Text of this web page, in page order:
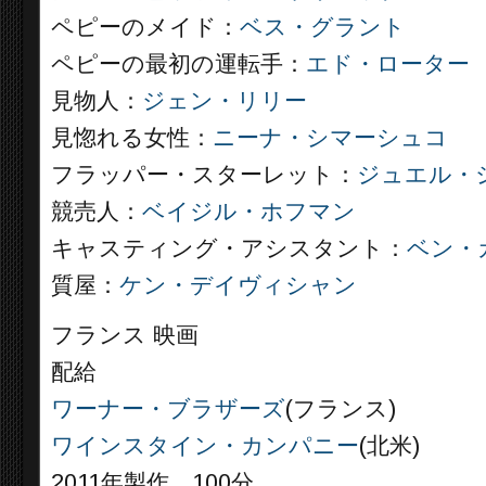
ペピーのメイド： ベス・グラント
ペピーの最初の運転手： エド・ローター
見物人： ジェン・リリー
見惚れる女性： ニーナ・シマーシュコ
フラッパー・スターレット： ジュエル・
競売人： ベイジル・ホフマン
キャスティング・アシスタント： ベン・
質屋： ケン・デイヴィシャン
フランス 映画
配給
ワーナー・ブラザーズ(フランス)
ワインスタイン・カンパニー(北米)